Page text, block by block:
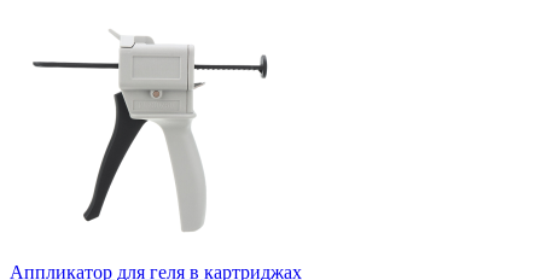
Аппликатор для геля в картриджах